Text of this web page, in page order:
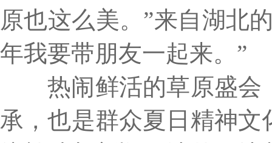
原也这么美。”来自湖北
年我要带朋友一起来。”
热闹鲜活的草原盛会
承，也是群众夏日精神